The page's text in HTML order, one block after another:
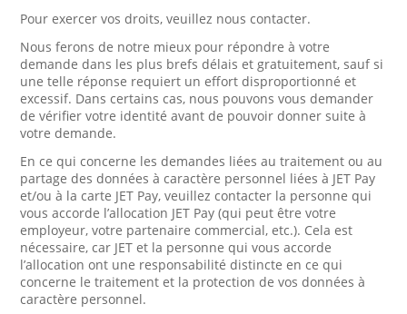
Pour exercer vos droits, veuillez nous contacter.
Nous ferons de notre mieux pour répondre à votre
demande dans les plus brefs délais et gratuitement, sauf si
une telle réponse requiert un effort disproportionné et
excessif. Dans certains cas, nous pouvons vous demander
de vérifier votre identité avant de pouvoir donner suite à
votre demande.
En ce qui concerne les demandes liées au traitement ou au
partage des données à caractère personnel liées à JET Pay
et/ou à la carte JET Pay, veuillez contacter la personne qui
vous accorde l’allocation JET Pay (qui peut être votre
employeur, votre partenaire commercial, etc.). Cela est
nécessaire, car JET et la personne qui vous accorde
l’allocation ont une responsabilité distincte en ce qui
concerne le traitement et la protection de vos données à
caractère personnel.